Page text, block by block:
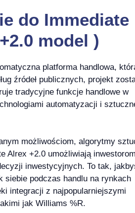
do Immediate
model )
platforma handlowa,
źródeł publicznych, projekt
tradycyjne funkcje handlowe w
automatyzacji i
możliwościom, algorytmy
Alrex +2.0 umożliwiają
inwestycyjnych. To tak,
siebie podczas handlu na rynkach
integracji z najpopularniejszymi
jak Williams %R.